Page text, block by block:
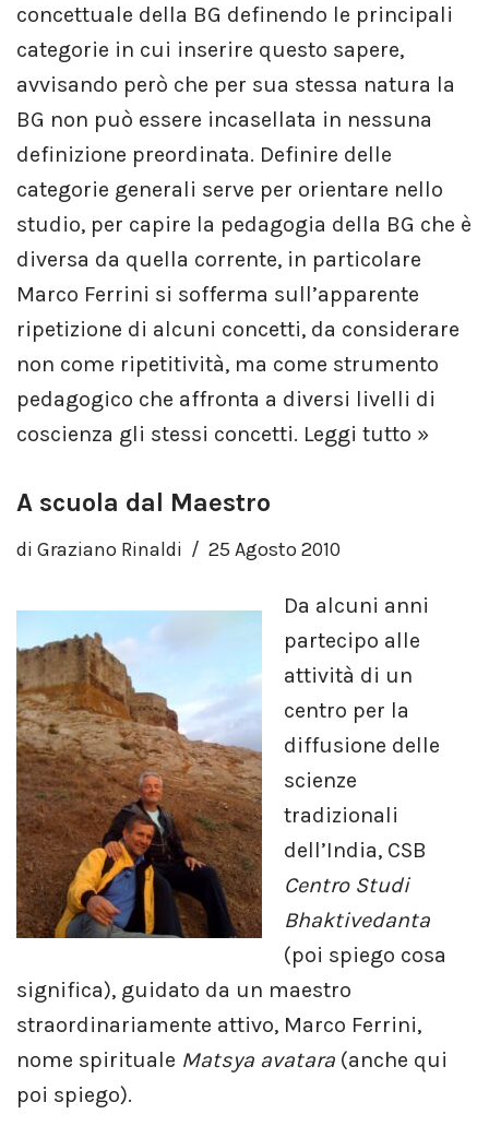
concettuale della BG definendo le principali
categorie in cui inserire questo sapere,
avvisando però che per sua stessa natura la
BG non può essere incasellata in nessuna
definizione preordinata. Definire delle
categorie generali serve per orientare nello
studio, per capire la pedagogia della BG che è
diversa da quella corrente, in particolare
Marco Ferrini si sofferma sull’apparente
ripetizione di alcuni concetti, da considerare
non come ripetitività, ma come strumento
pedagogico che affronta a diversi livelli di
coscienza gli stessi concetti. Leggi tutto »
A scuola dal Maestro
di Graziano Rinaldi 25 Agosto 2010
Da alcuni anni
partecipo alle
attività di un
centro per la
diffusione delle
scienze
tradizionali
dell’India, CSB
Centro Studi
Bhaktivedanta
(poi spiego cosa
significa), guidato da un maestro
straordinariamente attivo, Marco Ferrini,
nome spirituale Matsya avatara (anche qui
poi spiego).